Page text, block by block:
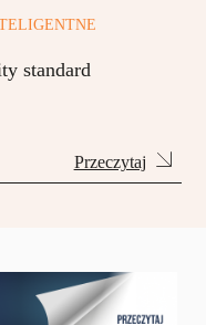
standard
Przeczytaj